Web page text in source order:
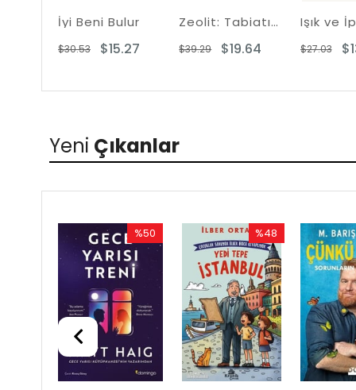
İyi Beni Bulur
$15.27
$30.53
Zeolit: Tabiatın Kadim Şifa Taşı - Toksin Sağanağına Karşı Doğal Kalkan
$19.64
$39.29
Işık ve İp
$27.03
Yeni Çıkanlar
%50
Rabatt
%50Rabatt
%48
Rabatt
%48Rabatt